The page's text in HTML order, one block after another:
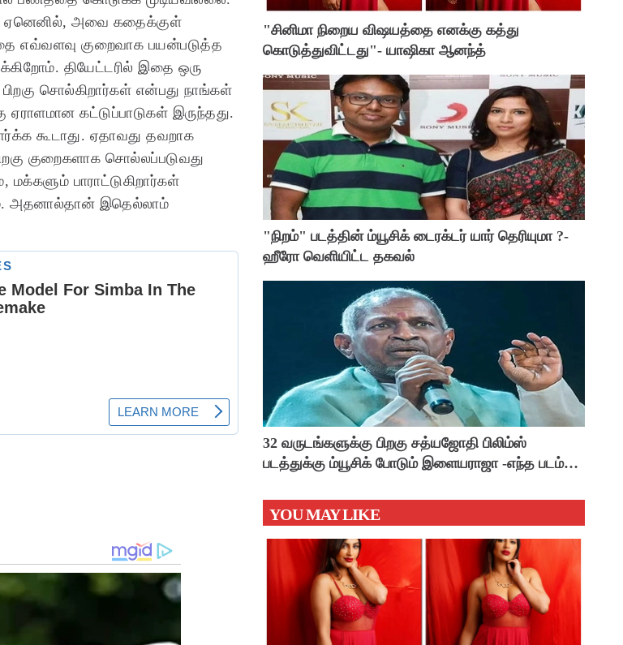
ஏனெனில், அவை கதைக்குள்
எவ்வளவு குறைவாக பயன்படுத்த
தியேட்டரில் இதை ஒரு
சொல்கிறார்கள் என்பது நாங்கள்
கட்டுப்பாடுகள் இருந்தது.
கூடாது. ஏதாவது தவறாக
குறைகளாக சொல்லப்படுவது
பாராட்டுகிறார்கள்
அதனால்தான் இதெல்லாம்
"சினிமா நிறைய விஷயத்தை எனக்கு கத்து
கொடுத்துவிட்டது"- யாஷிகா ஆனந்த்
"நிறம்" படத்தின் ம்யூசிக் டைரக்டர் யார் தெரியுமா ?-
ஹீரோ வெளியிட்ட தகவல்
32 வருடங்களுக்கு பிறகு சத்யஜோதி பிலிம்ஸ்
படத்துக்கு ம்யூசிக் போடும் இளையராஜா -எந்த படம்
YOU MAY LIKE